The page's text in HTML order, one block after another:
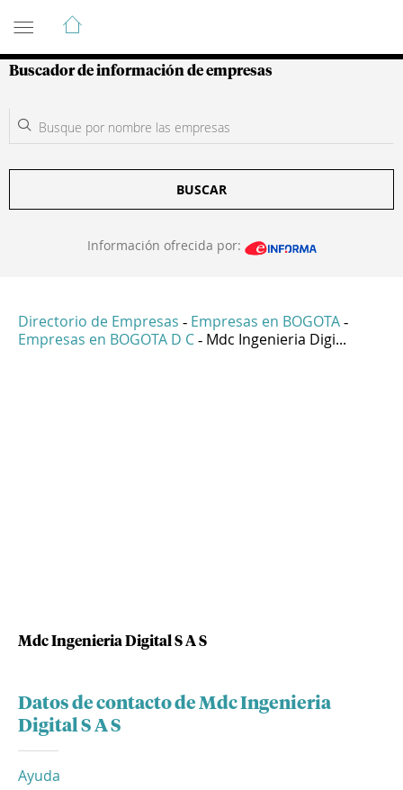
Guía de Empresas Colombianas
Buscador de información de empresas
BUSCAR
Información ofrecida por:
Directorio de Empresas - Empresas en BOGOTA -
Empresas en BOGOTA D C - Mdc Ingenieria Digi...
Mdc Ingenieria Digital S A S
Datos de contacto de Mdc Ingenieria
Digital S A S
Ayuda